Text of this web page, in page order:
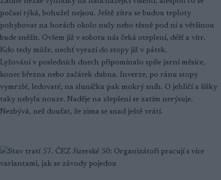
počasí týká, bohužel nejsou. Ještě zítra se budou teploty
pohybovat na horách okolo nuly nebo těsně pod ní a většinou
bude sněžit. Ovšem již v sobotu nás čeká oteplení, déšť a vítr.
Kdo tedy může, nechť vyrazí do stopy již v pátek.
Lyžování v posledních dnech připomínalo spíše jarní měsíce,
konec března nebo začátek dubna. Inverze, po ránu stopy
vymrzlé, ledovaté, na sluníčku pak mokrý sníh. O jehličí a šišky
taky nebyla nouze. Naděje na zlepšení se zatím nerýsuje.
Nezbývá, než doufat, že zima se snad ještě vrátí.